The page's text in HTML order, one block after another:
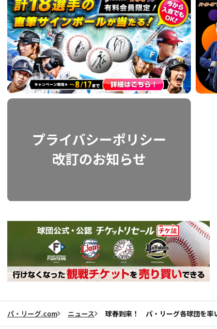
パ・リーグ.com ニュース 球春到来！ パ・リーグ各球団を率